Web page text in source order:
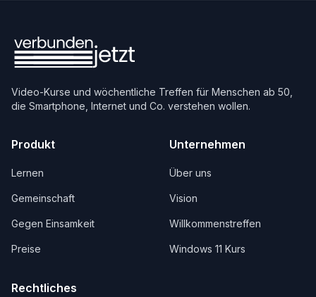
Video-Kurse und wöchentliche Treffen für Menschen ab 50,
die Smartphone, Internet und Co. verstehen wollen.
Produkt
Lernen
Gemeinschaft
Gegen Einsamkeit
Preise
Unternehmen
Über uns
Vision
Willkommenstreffen
Windows 11 Kurs
Rechtliches